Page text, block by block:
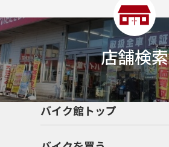
店舗検索
バイク館トップ